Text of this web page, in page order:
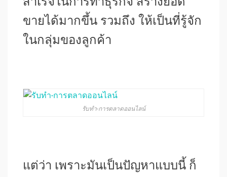
ขายได้มากขึ้น รวมถึง ให้เป็นที่รู้จัก
ในกลุ่มของลูกค้า
รับทำ-การตลาดออนไลน์
แต่ว่า เพราะมันเป็นปัญหาแบบนี้ ก็